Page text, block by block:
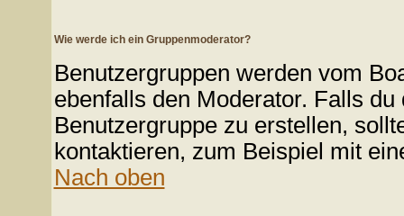
Wie werde ich ein Gruppenmoderator?
Benutzergruppen werden vom
ebenfalls den Moderator. Falls
Benutzergruppe zu erstellen,
kontaktieren, zum Beispiel mit
Nach oben